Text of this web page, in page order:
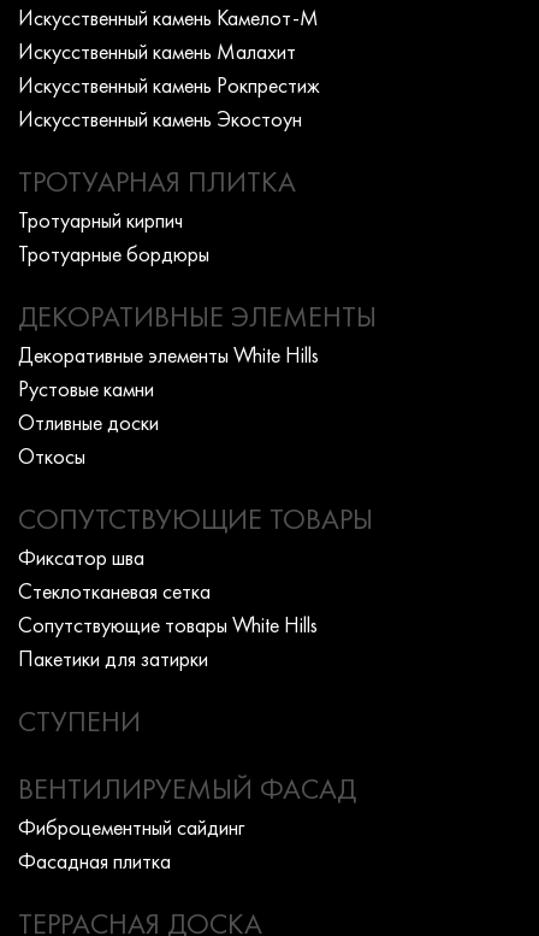
Искусcтвенный камень Камелот-М
Искусcтвенный камень Малахит
Искусcтвенный камень Рокпрестиж
Искусcтвенный камень Экостоун
ТРОТУАРНАЯ ПЛИТКА
Тротуарный кирпич
Тротуарные бордюры
ДЕКОРАТИВНЫЕ ЭЛЕМЕНТЫ
Декоративные элементы White Hills
Рустовые камни
Отливные доски
Откосы
СОПУТСТВУЮЩИЕ ТОВАРЫ
Фиксатор шва
Стеклотканевая сетка
Сопутствующие товары White Hills
Пакетики для затирки
СТУПЕНИ
ВЕНТИЛИРУЕМЫЙ ФАСАД
Фиброцементный сайдинг
Фасадная плитка
ТЕРРАСНАЯ ДОСКА